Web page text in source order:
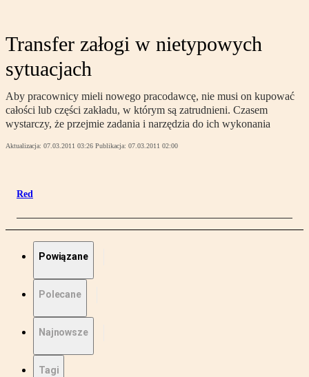
Transfer załogi w nietypowych
sytuacjach
Aby pracownicy mieli nowego pracodawcę, nie musi on kupować
całości lub części zakładu, w którym są zatrudnieni. Czasem
wystarczy, że przejmie zadania i narzędzia do ich wykonania
Aktualizacja: 07.03.2011 03:26 Publikacja: 07.03.2011 02:00
Red
Powiązane
Polecane
Najnowsze
Tagi